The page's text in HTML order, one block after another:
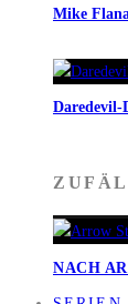
Mike
Daredevil-
NACH